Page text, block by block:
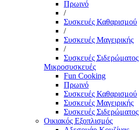
Πρωινό
/
Συσκευές Καθαρισμού
/
Συσκευές Μαγειρικής
/
Συσκευές Σιδερώματος
Μικροσυσκευές
Fun Cooking
Πρωινό
Συσκευές Καθαρισμού
Συσκευές Μαγειρικής
Συσκευές Σιδερώματος
Οικιακός Εξοπλισμός